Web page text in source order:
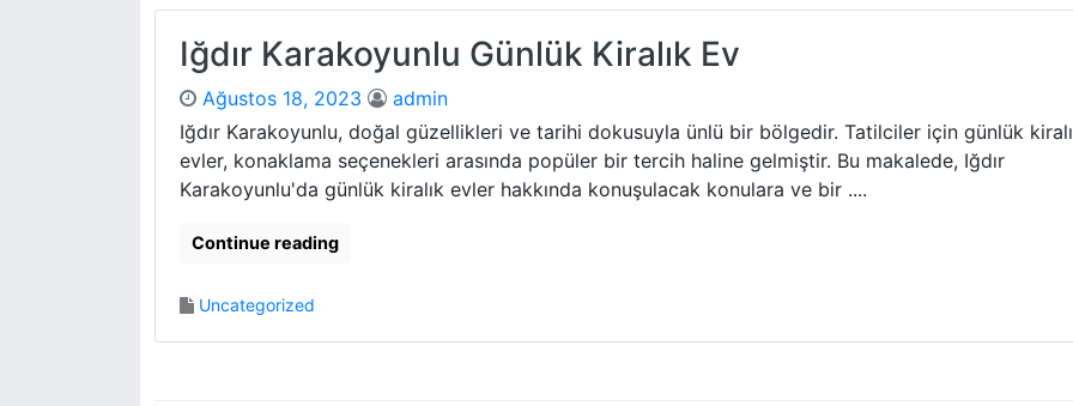
Iğdır Karakoyunlu Günlük Kiralık Ev
Ağustos 18, 2023
admin
Iğdır Karakoyunlu, doğal güzellikleri ve tarihi dokusuyla ünlü bir bölgedir. Tatilciler için günlük
evler, konaklama seçenekleri arasında popüler bir tercih haline gelmiştir. Bu makalede, Iğdır
Karakoyunlu'da günlük kiralık evler hakkında konuşulacak konulara ve bir ....
Continue reading
Uncategorized